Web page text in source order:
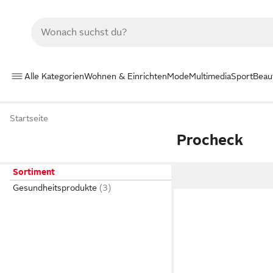
Alle KategorienWohnen & EinrichtenModeMultimediaSport
Startseite
Procheck
Sortiment
Gesundheitsprodukte